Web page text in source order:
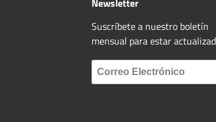
Newsletter
Suscríbete a nuestro boletín
mensual para estar